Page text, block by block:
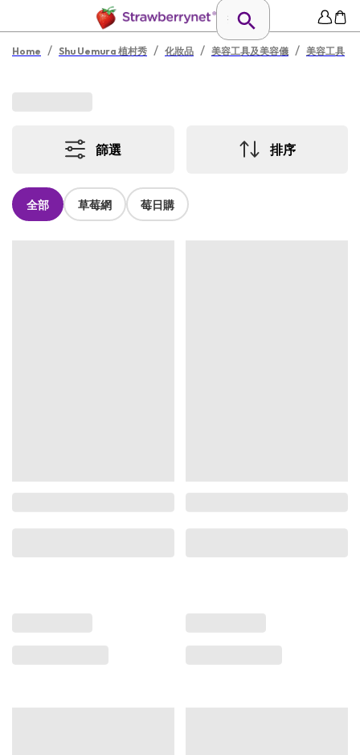
Home / Shu Uemura 植村秀 / 化妝品 / 美容工具及美容儀 / 美容工具
篩選 排序
全部 草莓網 莓日購